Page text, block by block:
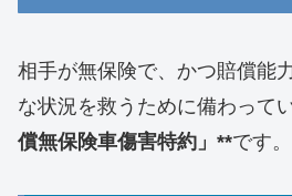
相手が無保険で、かつ賠償能
な状況を救うために備わって
償無保険車傷害特約」**です。